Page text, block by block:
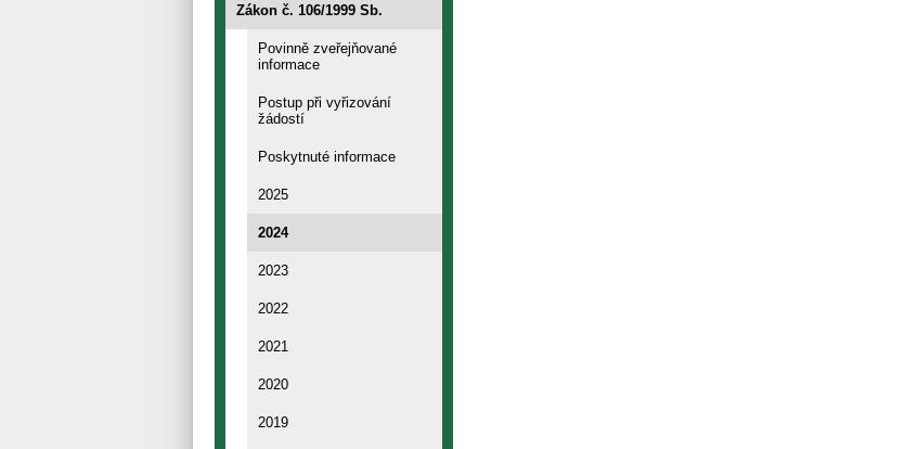
Zákon č. 106/1999 Sb.
Povinně zveřejňované
informace
Postup při vyřizování
žádostí
Poskytnuté informace
2025
2024
2023
2022
2021
2020
2019